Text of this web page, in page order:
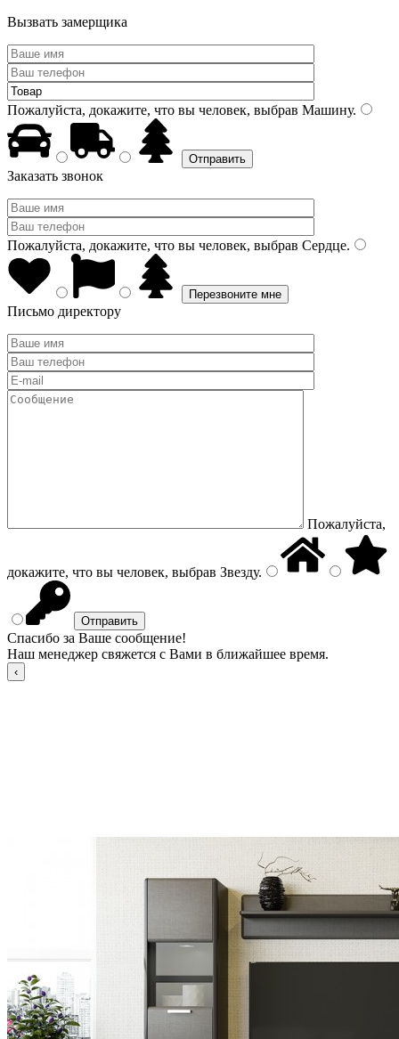
Вызвать замерщика
Пожалуйста, докажите, что вы человек, выбрав Машину.
Заказать звонок
Пожалуйста, докажите, что вы человек, выбрав Сердце.
Письмо директору
Пожалуйста,
докажите, что вы человек, выбрав Звезду.
Спасибо за Ваше сообщение!
Наш менеджер свяжется с Вами в ближайшее время.